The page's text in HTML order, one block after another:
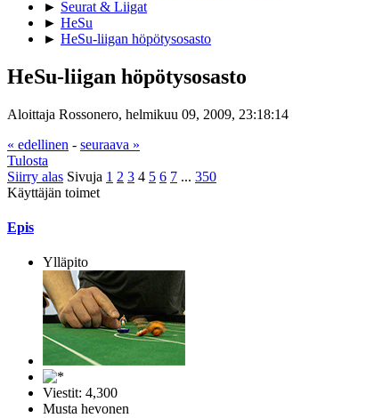
► Seurat & Liigat
► HeSu
► HeSu-liigan höpötysosasto
HeSu-liigan höpötysosasto
Aloittaja Rossonero, helmikuu 09, 2009, 23:18:14
« edellinen - seuraava »
Tulosta
Siirry alas Sivuja 1 2 3 4 5 6 7 ... 350
Käyttäjän toimet
Epis
Ylläpito
Viestit: 4,300
Musta hevonen